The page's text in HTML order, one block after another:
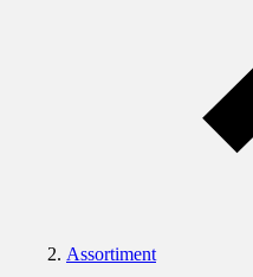
Assortiment